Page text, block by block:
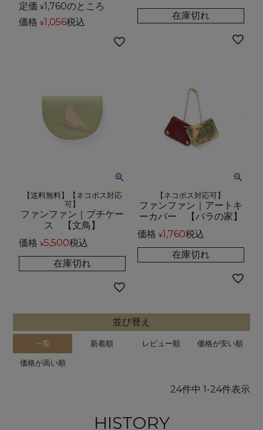
定価 ¥1,760のところ
価格 ¥1,056税込
在庫切れ
【送料無料】【ネコポス対応
可】
ファンファン｜プチケー
ス 【文鳥】
価格 ¥5,500税込
在庫切れ
【ネコポス対応可】
ファンファン｜アートキ
ーカバー 【バラの家】
価格 ¥1,760税込
在庫切れ
並び替え
一覧 新着順 レビュー順 価格が安い順
価格が高い順
24件中 1 -24件表示
HISTORY